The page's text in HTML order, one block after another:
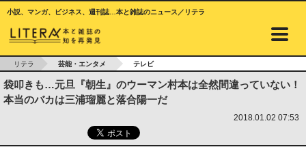
小説、マンガ、ビジネス、週刊誌…本と雑誌のニュース／リテラ
リテラ 芸能・エンタメ テレビ
袋叩きも…元旦『朝生』のウーマン村本は全然間違っていない！
本当のバカは三浦瑠麗と落合陽一だ
2018.01.02 07:53